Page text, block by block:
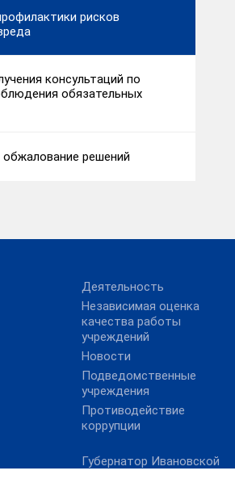
рисков
консультаций по
обязательных
решений
Деятельность
Независимая оценка
качества работы
учреждений
Новости
Подведомственные
учреждения
Противодействие
коррупции
Губернатор Ивановской